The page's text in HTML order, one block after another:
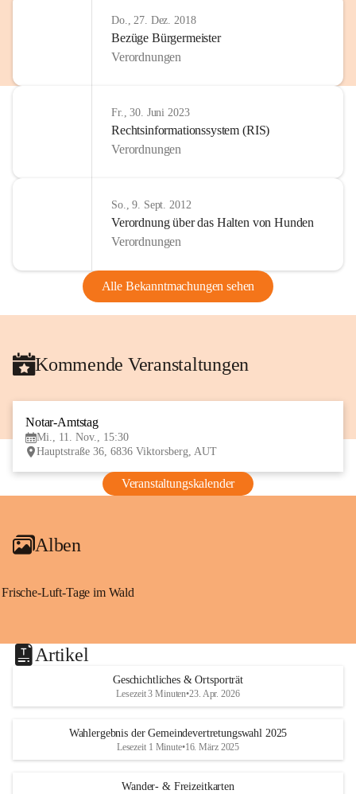
Do., 27. Dez. 2018
Bezüge Bürgermeister
Verordnungen
Fr., 30. Juni 2023
Rechtsinformationssystem (RIS)
Verordnungen
So., 9. Sept. 2012
Verordnung über das Halten von Hunden
Verordnungen
Alle Bekanntmachungen sehen
Kommende Veranstaltungen
Notar-Amtstag
Mi., 11. Nov., 15:30
Hauptstraße 36, 6836 Viktorsberg, AUT
Veranstaltungskalender
Alben
Frische-Luft-Tage im Wald
Artikel
Geschichtliches & Ortsporträt
Lesezeit 3 Minuten•23. Apr. 2026
Wahlergebnis der Gemeindevertretungswahl 2025
Lesezeit 1 Minute•16. März 2025
Wander- & Freizeitkarten